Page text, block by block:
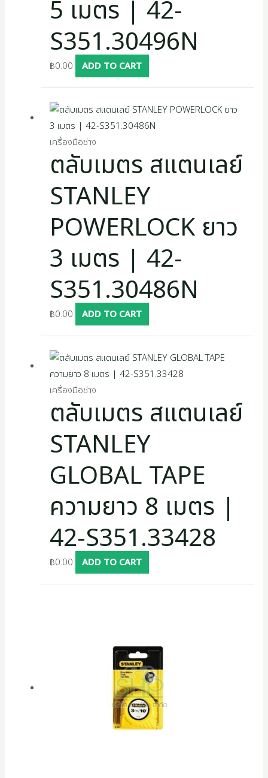
5 เมตร | 42-
S351.30496N
฿0.00 ADD TO CART
เครื่องมือช่าง
ตลับเมตร สแตนเลย์
STANLEY
POWERLOCK ยาว
3 เมตร | 42-
S351.30486N
฿0.00 ADD TO CART
เครื่องมือช่าง
ตลับเมตร สแตนเลย์
STANLEY
GLOBAL TAPE
ความยาว 8 เมตร |
42-S351.33428
฿0.00 ADD TO CART